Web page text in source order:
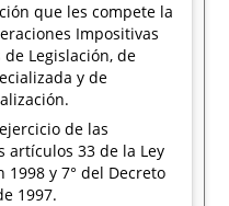
que les compete la
Impositivas
Legislación, de
y de
de las
artículos 33 de la Ley
1998 y 7° del Decreto
1997.